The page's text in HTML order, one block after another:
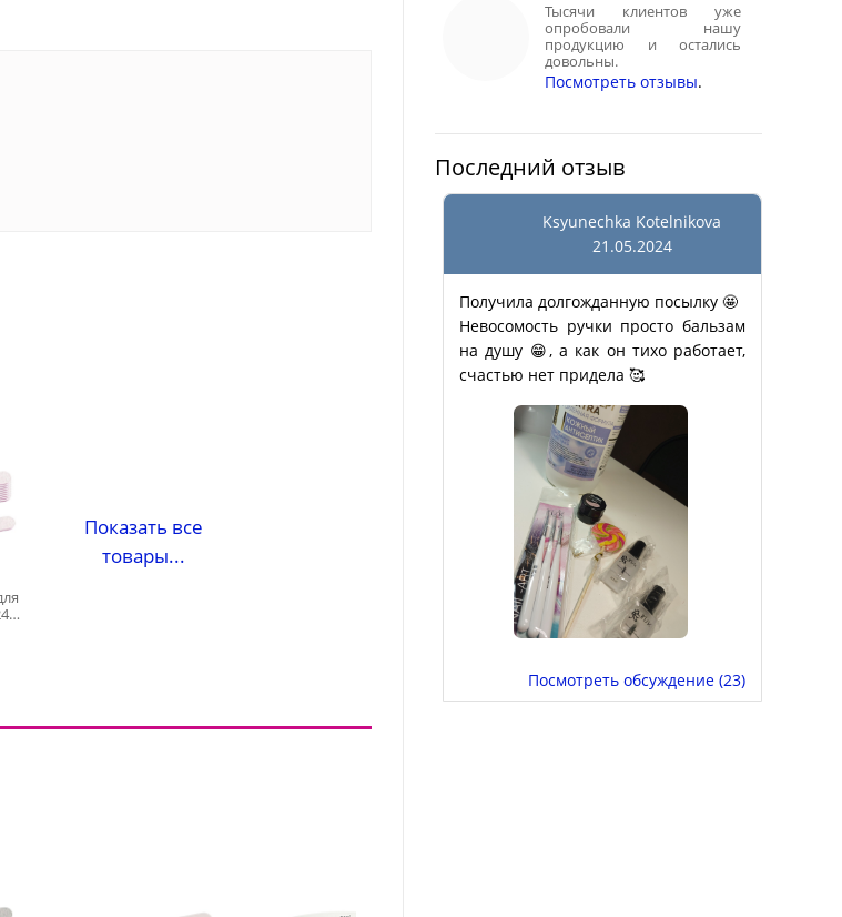
Показать все
товары...
Тысячи клиентов уже
опробовали нашу
продукцию и остались
довольны.
Посмотреть отзывы.
Последний отзыв
Ksyunechka Kotelnikova
21.05.2024
Получила долгожданную посылку 🤩
Невосомость ручки просто бальзам
на душу 😁, а как он тихо работает,
счастью нет придела 🥰
Посмотреть обсуждение (23)